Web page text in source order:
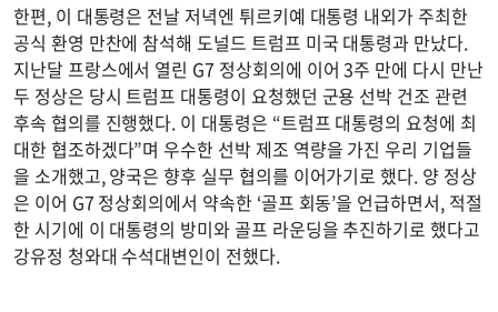
한편, 이 대통령은 전날 저녁엔 튀르키예 대통령 내외가 주최한
공식 환영 만찬에 참석해 도널드 트럼프 미국 대통령과 만났다.
지난달 프랑스에서 열린 G7 정상회의에 이어 3주 만에 다시 만난
두 정상은 당시 트럼프 대통령이 요청했던 군용 선박 건조 관련
후속 협의를 진행했다. 이 대통령은 “트럼프 대통령의 요청에 최
대한 협조하겠다”며 우수한 선박 제조 역량을 가진 우리 기업들
을 소개했고, 양국은 향후 실무 협의를 이어가기로 했다. 양 정상
은 이어 G7 정상회의에서 약속한 ‘골프 회동’을 언급하면서, 적절
한 시기에 이 대통령의 방미와 골프 라운딩을 추진하기로 했다고
강유정 청와대 수석대변인이 전했다.